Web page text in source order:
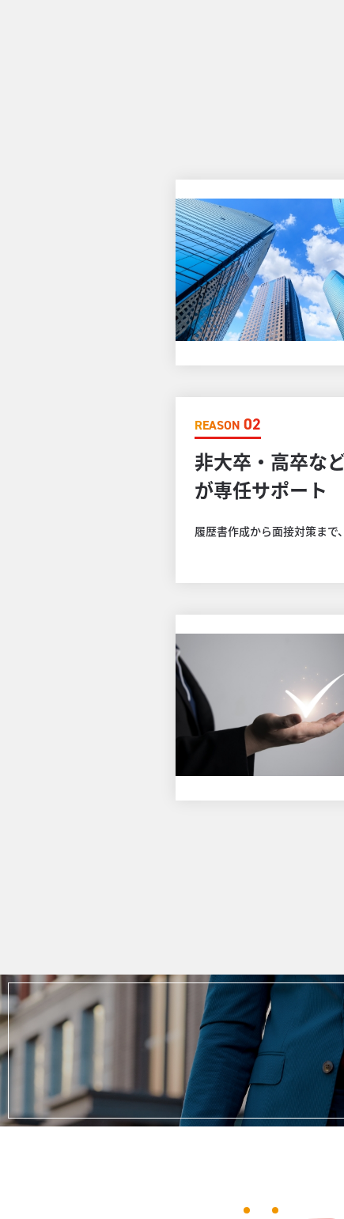
REASON 02
非大卒・高卒な
が専任サポート
履歴書作成から面接対策まで